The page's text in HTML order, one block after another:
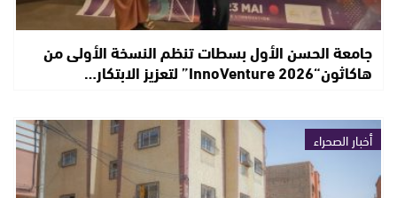
جامعة الحسن الأول بسطات تنظم النسخة الأولى من
هاكاثون“InnoVenture 2026” لتعزيز الابتكار…
أخبار الصحراء